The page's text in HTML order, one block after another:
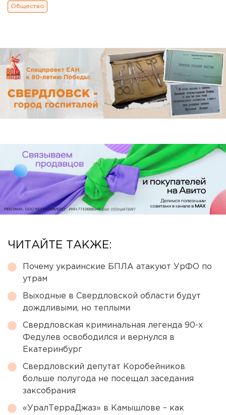
Общество
ЧИТАЙТЕ ТАКЖЕ:
Почему украинские БПЛА атакуют УрФО по
утрам
Выходные в Свердловской области будут
дождливыми, но теплыми
Свердловская криминальная легенда 90-х
Федулев освободился и вернулся в
Екатеринбург
Свердловский депутат Коробейников
больше полугода не посещал заседания
заксобрания
«УралТерраДжаз» в Камышлове – как